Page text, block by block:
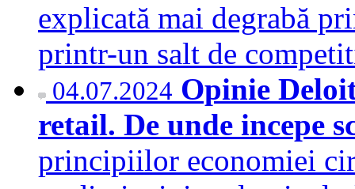
explicată mai degrabă
printr-un salt de
04.07.2024 Opinie
retail. De unde incepe
principiilor economiei